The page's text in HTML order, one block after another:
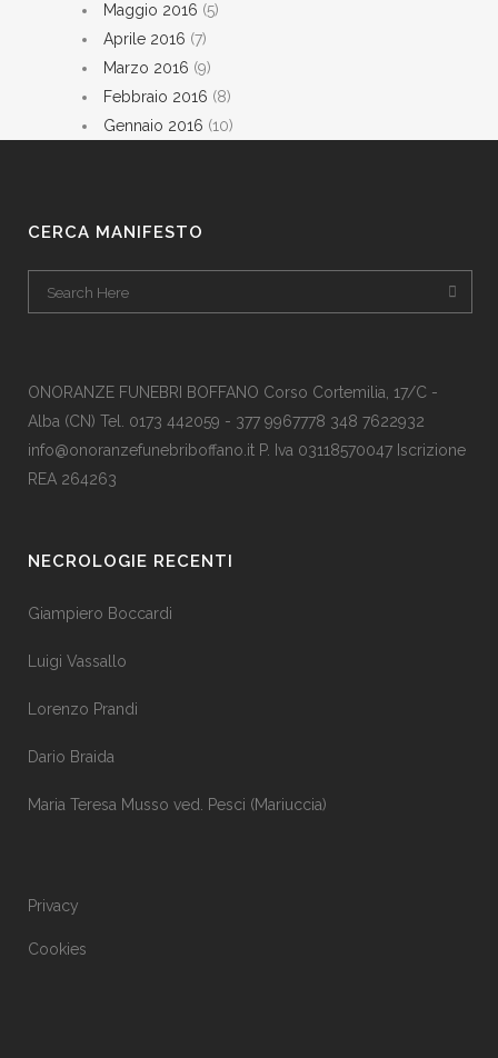
Maggio 2016 (5)
Aprile 2016 (7)
Marzo 2016 (9)
Febbraio 2016 (8)
Gennaio 2016 (10)
CERCA MANIFESTO
ONORANZE FUNEBRI BOFFANO Corso Cortemilia, 17/C -
Alba (CN) Tel. 0173 442059 - 377 9967778 348 7622932
info@onoranzefunebriboffano.it P. Iva 03118570047 Iscrizione
REA 264263
NECROLOGIE RECENTI
Giampiero Boccardi
Luigi Vassallo
Lorenzo Prandi
Dario Braida
Maria Teresa Musso ved. Pesci (Mariuccia)
Privacy
Cookies